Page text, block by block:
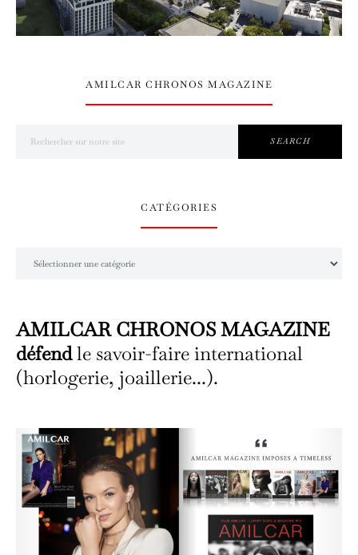
AMILCAR CHRONOS MAGAZINE
SEARCH
CATÉGORIES
AMILCAR CHRONOS MAGAZINE
défendle savoir-faire international
(horlogerie, joaillerie...).